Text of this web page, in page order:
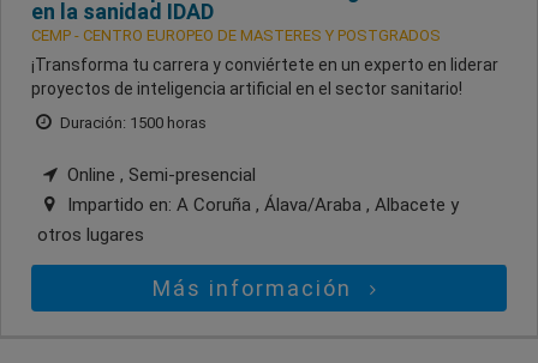
en la sanidad IDAD
CEMP - CENTRO EUROPEO DE MASTERES Y POSTGRADOS
¡Transforma tu carrera y conviértete en un experto en liderar
proyectos de inteligencia artificial en el sector sanitario!
Duración: 1500 horas
Online , Semi-presencial
Impartido en: A Coruña , Álava/Araba , Albacete y
otros lugares
Más información